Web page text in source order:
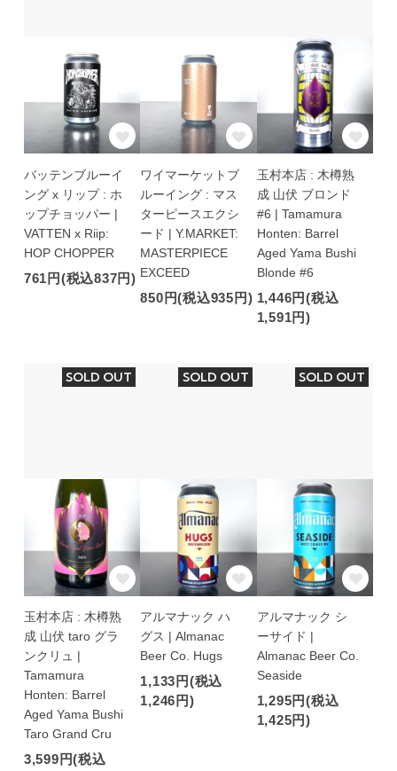
バッテンブルーイ
ング x リップ : ホ
ップチョッパー |
VATTEN x Riip:
HOP CHOPPER
761円(税込837円)
ワイマーケットブ
ルーイング : マス
ターピースエクシ
ード | Y.MARKET:
MASTERPIECE
EXCEED
850円(税込935円)
玉村本店 : 木樽熟
成 山伏 ブロンド
#6 | Tamamura
Honten: Barrel
Aged Yama Bushi
Blonde #6
1,446円(税込
1,591円)
SOLD OUT
玉村本店 : 木樽熟
成 山伏 taro グラ
ンクリュ |
Tamamura
Honten: Barrel
Aged Yama Bushi
Taro Grand Cru
3,599円(税込
SOLD OUT
アルマナック ハ
グス | Almanac
Beer Co. Hugs
1,133円(税込
1,246円)
SOLD OUT
アルマナック シ
ーサイド |
Almanac Beer Co.
Seaside
1,295円(税込
1,425円)